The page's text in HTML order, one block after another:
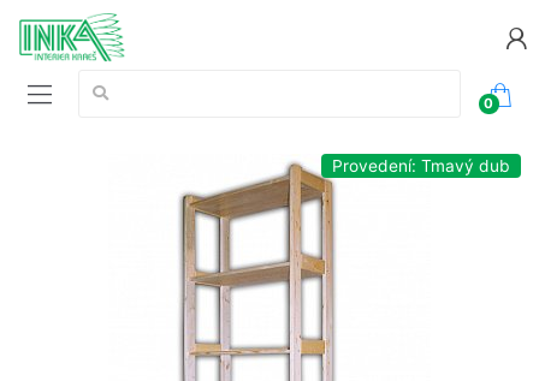
Vyhledávání:
0
Provedení: Tmavý dub